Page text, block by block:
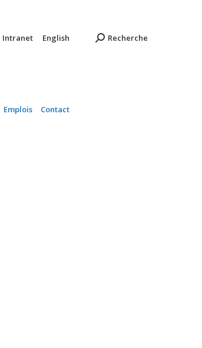
Intranet English Recherche
Emplois Contact